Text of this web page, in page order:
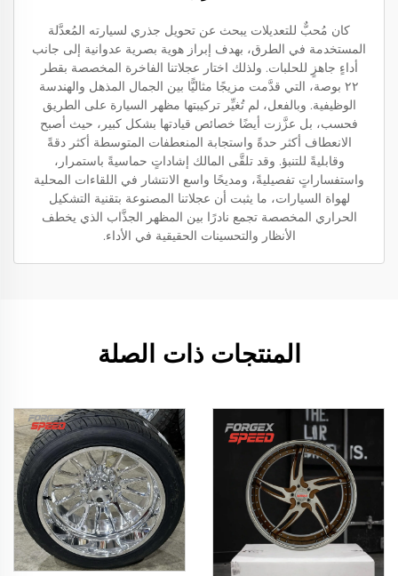
كان مُحبٌّ للتعديلات يبحث عن تحويل جذري لسيارته المُعدَّلة
المستخدمة في الطرق، بهدف إبراز هوية بصرية عدوانية إلى جانب
أداءٍ جاهزٍ للحلبات. ولذلك اختار عجلاتنا الفاخرة المخصصة بقطر
٢٢ بوصة، التي قدَّمت مزيجًا مثاليًّا بين الجمال المذهل والهندسة
الوظيفية. وبالفعل، لم تُغيِّر تركيبتها مظهر السيارة على الطريق
فحسب، بل عزَّزت أيضًا خصائص قيادتها بشكل كبير، حيث أصبح
الانعطاف أكثر حدةً واستجابة المنعطفات المتوسطة أكثر دقةً
وقابليةً للتنبؤ. وقد تلقَّى المالك إشاداتٍ حماسيةً باستمرار،
واستفساراتٍ تفصيليةً، ومديحًا واسع الانتشار في اللقاءات المحلية
لهواة السيارات، ما يثبت أن عجلاتنا المصنوعة بتقنية التشكيل
الحراري المخصصة تجمع نادرًا بين المظهر الجذَّاب الذي يخطف
الأنظار والتحسينات الحقيقية في الأداء.
المنتجات ذات الصلة